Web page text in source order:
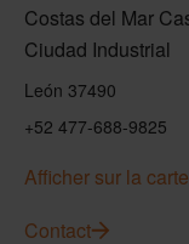
Costas del Mar
Ciudad Industrial
León 37490
+52 477-688-9825
Afficher sur la carte
Contact